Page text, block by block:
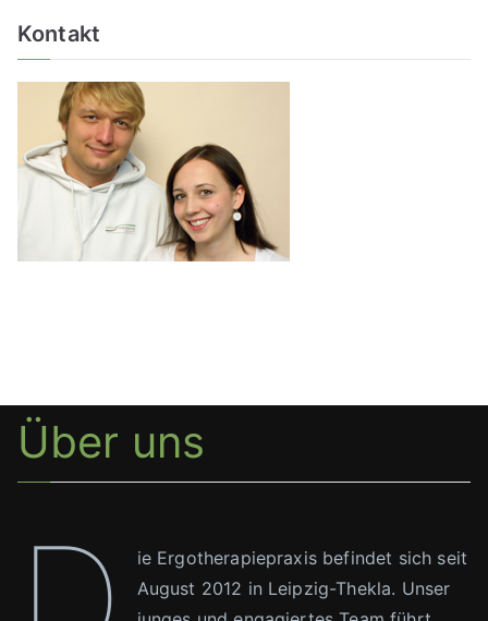
Kontakt
Über uns
ie Ergotherapiepraxis befindet sich seit
August 2012 in Leipzig-Thekla. Unser